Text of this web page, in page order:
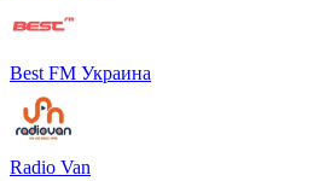
Best FM Украина
Radio Van